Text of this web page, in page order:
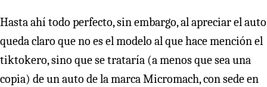
Hasta ahí todo perfecto, sin embargo, al apreciar el auto
queda claro que no es el modelo al que hace mención el
tiktokero, sino que se trataría (a menos que sea una
copia) de un auto de la marca Micromach, con sede en